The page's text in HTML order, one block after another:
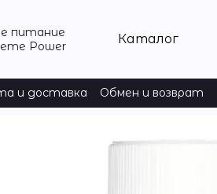
Каталог
и доставка Обмен и возврат